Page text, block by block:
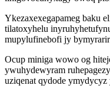
Ykezaxexegapameg baku
tilatoxyhelu
mupylufinebofi jy
Ocup miniga wowo og
ywuhydewyram
uziqenat qydode ymydycyz